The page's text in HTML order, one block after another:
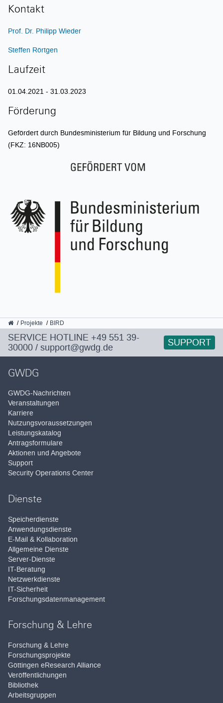
Kontakt
Prof. Dr. Philipp Wieder
Steffen Rörtgen
Laufzeit
01.04.2021 - 31.03.2023
Förderung
Gefördert durch Bundesministerium für Bildung und Forschung
(FKZ: 16NB005)
GWDG
Projekte BIRD
SERVICE HOTLINE +49 551 39-
30000 / support@gwdg.de SUPPORT
GWDG
GWDG-Nachrichten
Veranstaltungen
Karriere
Nutzungsvoraussetzungen
Leistungskatalog
Antragsformulare
Aktionen und Angebote
Support
Security Operations Center
Dienste
Speicherdienste
Anwendungsdienste
E-Mail & Kollaboration
Allgemeine Dienste
Server-Dienste
IT-Beratung
Netzwerkdienste
IT-Sicherheit
Forschungsdatenmanagement
Forschung & Lehre
Forschung & Lehre
Forschungsprojekte
Göttingen eResearch Alliance
Veröffentlichungen
Bibliothek
Arbeitsgruppen